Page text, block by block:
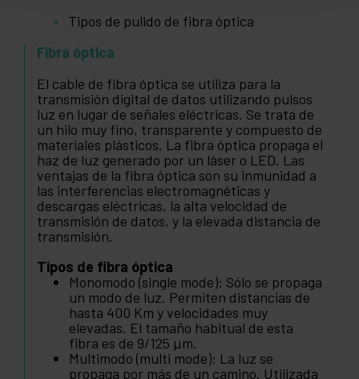
Tipos de pulido de fibra óptica
Fibra óptica
El cable de fibra óptica se utiliza para la
transmisión digital de datos utilizando pulsos
luz en lugar de señales eléctricas. Se trata de
un hilo muy fino, transparente y compuesto de
materiales plásticos. La fibra óptica propaga el
haz de luz generado por un láser o LED. Las
ventajas de la fibra óptica son su inmunidad a
las interferencias electromagnéticas y
descargas eléctricas, la alta velocidad de
transmisión de datos, y la elevada distancia de
transmisión.
Tipos de fibra óptica
Monomodo (single mode): Sólo se propaga
un modo de luz. Permiten distancias de
hasta 400 Km y velocidades muy
elevadas. El tamaño habitual de esta
fibra es de 9/125 µm.
Multimodo (multi mode): La luz se
propaga por más de un camino. Utilizada